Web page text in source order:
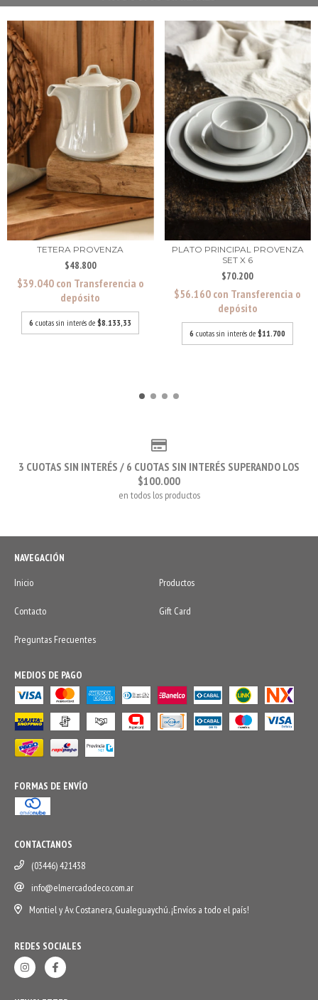
TETERA PROVENZA
$48.800
$39.040 con Transferencia o
depósito
6 cuotas sin interés de$8.133,33
PLATO PRINCIPAL PROVENZA
SET X 6
$70.200
$56.160 con Transferencia o
depósito
6 cuotas sin interés de$11.700
3 CUOTAS SIN INTERÉS / 6 CUOTAS SIN INTERÉS SUPERANDO LOS
$100.000
en todos los productos
NAVEGACIÓN
Inicio
Productos
Contacto Gift Card
Preguntas Frecuentes
MEDIOS DE PAGO
FORMAS DE ENVÍO
CONTACTANOS
(03446) 421438
info@elmercadodeco.com.ar
Montiel y Av. Costanera, Gualeguaychú. ¡Envíos a todo el país!
REDES SOCIALES